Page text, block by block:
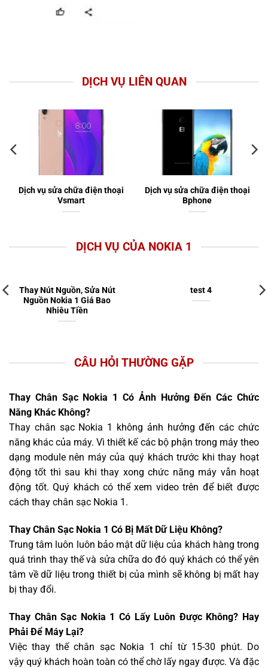
DỊCH VỤ LIÊN QUAN
Dịch vụ sửa chữa điện thoại
Vsmart
Dịch vụ sửa chữa điện thoại
Bphone
DỊCH VỤ CỦA NOKIA 1
Thay Nút Nguồn, Sửa Nút
Nguồn Nokia 1 Giá Bao
Nhiêu Tiền
test 4
CÂU HỎI THƯỜNG GẶP
Thay Chân Sạc Nokia 1 Có Ảnh Hưởng Đến Các Chức
Năng Khác Không?
Thay chân sạc Nokia 1 không ảnh hưởng đến các chức
năng khác của máy. Vì thiết kế các bộ phận trong máy theo
dạng module nên máy của quý khách trước khi thay hoạt
động tốt thì sau khi thay xong chức năng máy vẫn hoạt
động tốt. Quý khách có thể xem video trên để biết được
cách thay chân sạc Nokia 1.
Thay Chân Sạc Nokia 1 Có Bị Mất Dữ Liệu Không?
Trung tâm luôn luôn bảo mật dữ liệu của khách hàng trong
quá trình thay thế và sửa chữa do đó quý khách có thể yên
tâm về dữ liệu trong thiết bị của mình sẽ không bị mất hay
bị thay đổi.
Thay Chân Sạc Nokia 1 Có Lấy Luôn Được Không? Hay
Phải Để Máy Lại?
Việc thay thế chân sạc Nokia 1 chỉ từ 15-30 phút. Do
vậy quý khách hoàn toàn có thể chờ lấy ngay được. Và đặc